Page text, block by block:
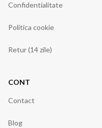
Confidentialitate
Politica cookie
Retur (14 zile)
CONT
Contact
Blog